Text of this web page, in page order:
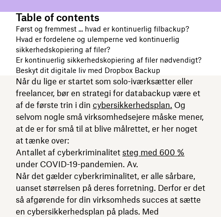
Table of contents
Først og fremmest ... hvad er kontinuerlig filbackup?
Hvad er fordelene og ulemperne ved kontinuerlig
sikkerhedskopiering af filer?
Er kontinuerlig sikkerhedskopiering af filer nødvendigt?
Beskyt dit digitale liv med Dropbox Backup
Når du lige er startet som solo-iværksætter eller
freelancer, bør en strategi for databackup være et
af de første trin i din cybersikkerhedsplan. Og
selvom nogle små virksomhedsejere måske mener,
at de er for små til at blive målrettet, er her noget
at tænke over:
Antallet af cyberkriminalitet steg med 600 %
under COVID-19-pandemien. Av.
Når det gælder cyberkriminalitet, er alle sårbare,
uanset størrelsen på deres forretning. Derfor er det
så afgørende for din virksomheds succes at sætte
en cybersikkerhedsplan på plads. Med